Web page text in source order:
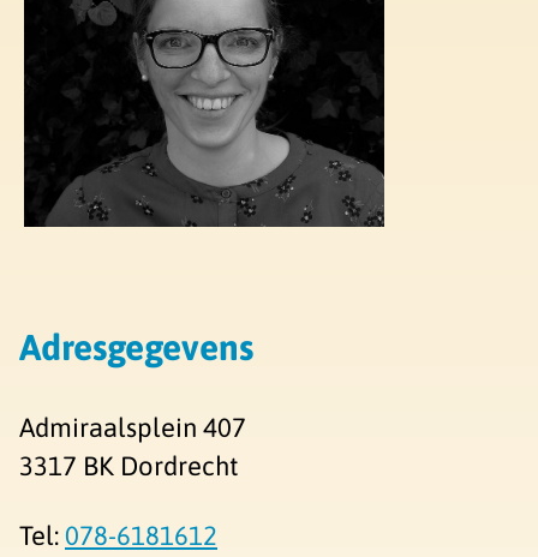
Adresgegevens
Admiraalsplein 407
3317 BK Dordrecht
Tel:078-6181612